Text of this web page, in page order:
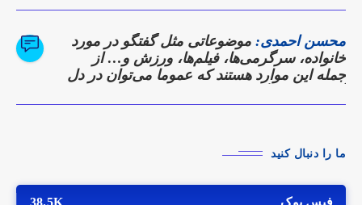
محسن احمدی: موضوعاتی مثل گفتگو در مورد
خانواده، سرگرمی‌ها، فیلم‌ها، ورزش و… از
جمله این موارد هستند که عموما می‌توان در دل
ما را دنبال کنید
فیس بوک 38.5K